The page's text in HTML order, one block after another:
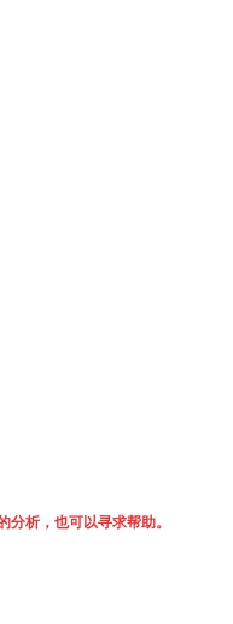
析，也可以寻求帮助。